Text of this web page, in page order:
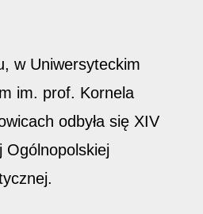
w Uniwersyteckim
im. prof. Kornela
odbyła się XIV
Ogólnopolskiej